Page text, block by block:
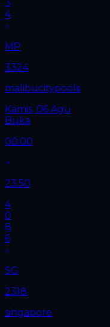
3
4
MP
3324
malibucitypools
Kamis, 06 Agu
Buka
00.00
23.50
4
0
8
6
SG
2318
singapore